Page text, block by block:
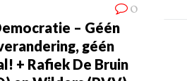
0
– Géén
géén
+ Rafiek De Bruin